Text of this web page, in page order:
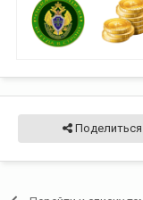
Поделиться